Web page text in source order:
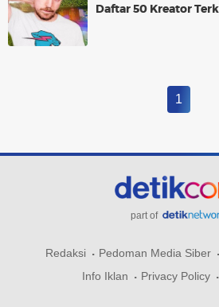
Daftar 50 Kreator
1
part of
Redaksi Pedoman Media Siber
Info Iklan
Privacy Policy